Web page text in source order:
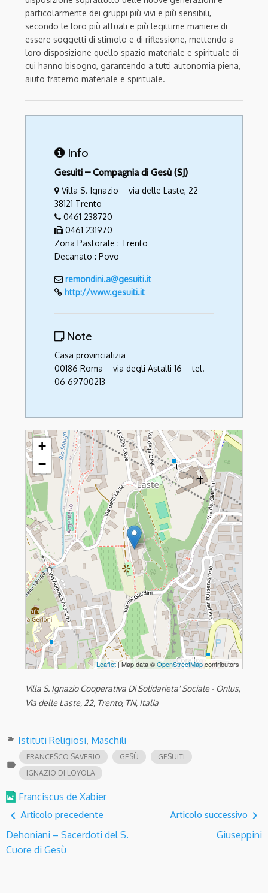
particolarmente dei gruppi più vivi e più sensibili,
secondo le loro più attuali e più legittime maniere di
essere soggetti di stimolo e di riflessione, mettendo a
loro disposizione quello spazio materiale e spirituale di
cui hanno bisogno, garantendo a tutti autonomia piena,
aiuto fraterno materiale e spirituale.
Info
Gesuiti – Compagnia di Gesù (SJ)
Villa S. Ignazio – via delle Laste, 22 –
38121 Trento
0461 238720
0461 231970
Zona Pastorale : Trento
Decanato : Povo
remondini.a@gesuiti.it
http://www.gesuiti.it
Note
Casa provincializia
00186 Roma – via degli Astalli 16 – tel.
06 69700213
Gesuiti
+
−
Leaflet| Map data ©OpenStreetMapcontributors
Villa S. Ignazio Cooperativa Di Solidarieta' Sociale - Onlus,
Via delle Laste, 22, Trento, TN, Italia
Istituti Religiosi, Maschili
label
FRANCESCO SAVERIO GESÙ
GESUITI
IGNAZIO DI LOYOLA
Franciscus de Xabier
navigate_before Articolo precedente
Dehoniani – Sacerdoti del S.
Cuore di Gesù
Articolo successivo navigate_next
Giuseppini